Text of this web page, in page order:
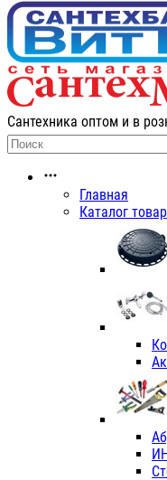
Сантехника оптом и в
Главная
Каталог